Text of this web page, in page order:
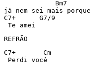
já nem sei mais porque
C7+      G7/9
REFRÃO
C7+       Cm
Perdi você